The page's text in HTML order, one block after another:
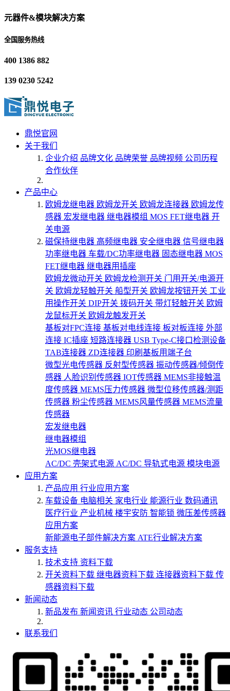
元器件&模块解决方案
全国服务热线
400 1386 882
139 0230 5242
鼎悦官网
关于我们
企业介绍 品牌文化 品牌荣誉 品牌视频 公司历程
合作伙伴
产品中心
欧姆龙继电器 欧姆龙开关 欧姆龙连接器 欧姆龙传
感器 宏发继电器 继电器模组 MOS FET继电器 开
关电源
磁保持继电器 高频继电器 安全继电器 信号继电器
功率继电器 车载/DC功率继电器 固态继电器 MOS
FET继电器 继电器用插座
欧姆龙微动开关 欧姆龙检测开关 门用开关/电源开
关 欧姆龙轻触开关 船型开关 欧姆龙按钮开关 工业
用操作开关 DIP开关 拨码开关 带灯轻触开关 欧姆
龙鼠标开关 欧姆龙触发开关
基板对FPC连接 基板对电线连接 板对板连接 外部
连接 IC插座 短路连接器 USB Type-C接口检测设备
TAB连接器 ZD连接器 印刷基板用端子台
微型光电传感器 反射型传感器 振动传感器/倾倒传
感器 人脸识别传感器 IOT传感器 MEMS非接触温
度传感器 MEMS压力传感器 微型位移传感器/测距
传感器 粉尘传感器 MEMS风量传感器 MEMS流量
传感器
宏发继电器
继电器模组
光MOS继电器
AC/DC 壳架式电源 AC/DC 导轨式电源 模块电源
应用方案
产品应用 行业应用方案
车载设备 电脑相关 家电行业 能源行业 数码通讯
医疗行业 产业机械 楼宇安防 智能锁 微压差传感器
应用方案
新能源电子部件解决方案 ATE行业解决方案
服务支持
技术支持 资料下载
开关资料下载 继电器资料下载 连接器资料下载 传
感器资料下载
新闻动态
新品发布 新闻资讯 行业动态 公司动态
联系我们